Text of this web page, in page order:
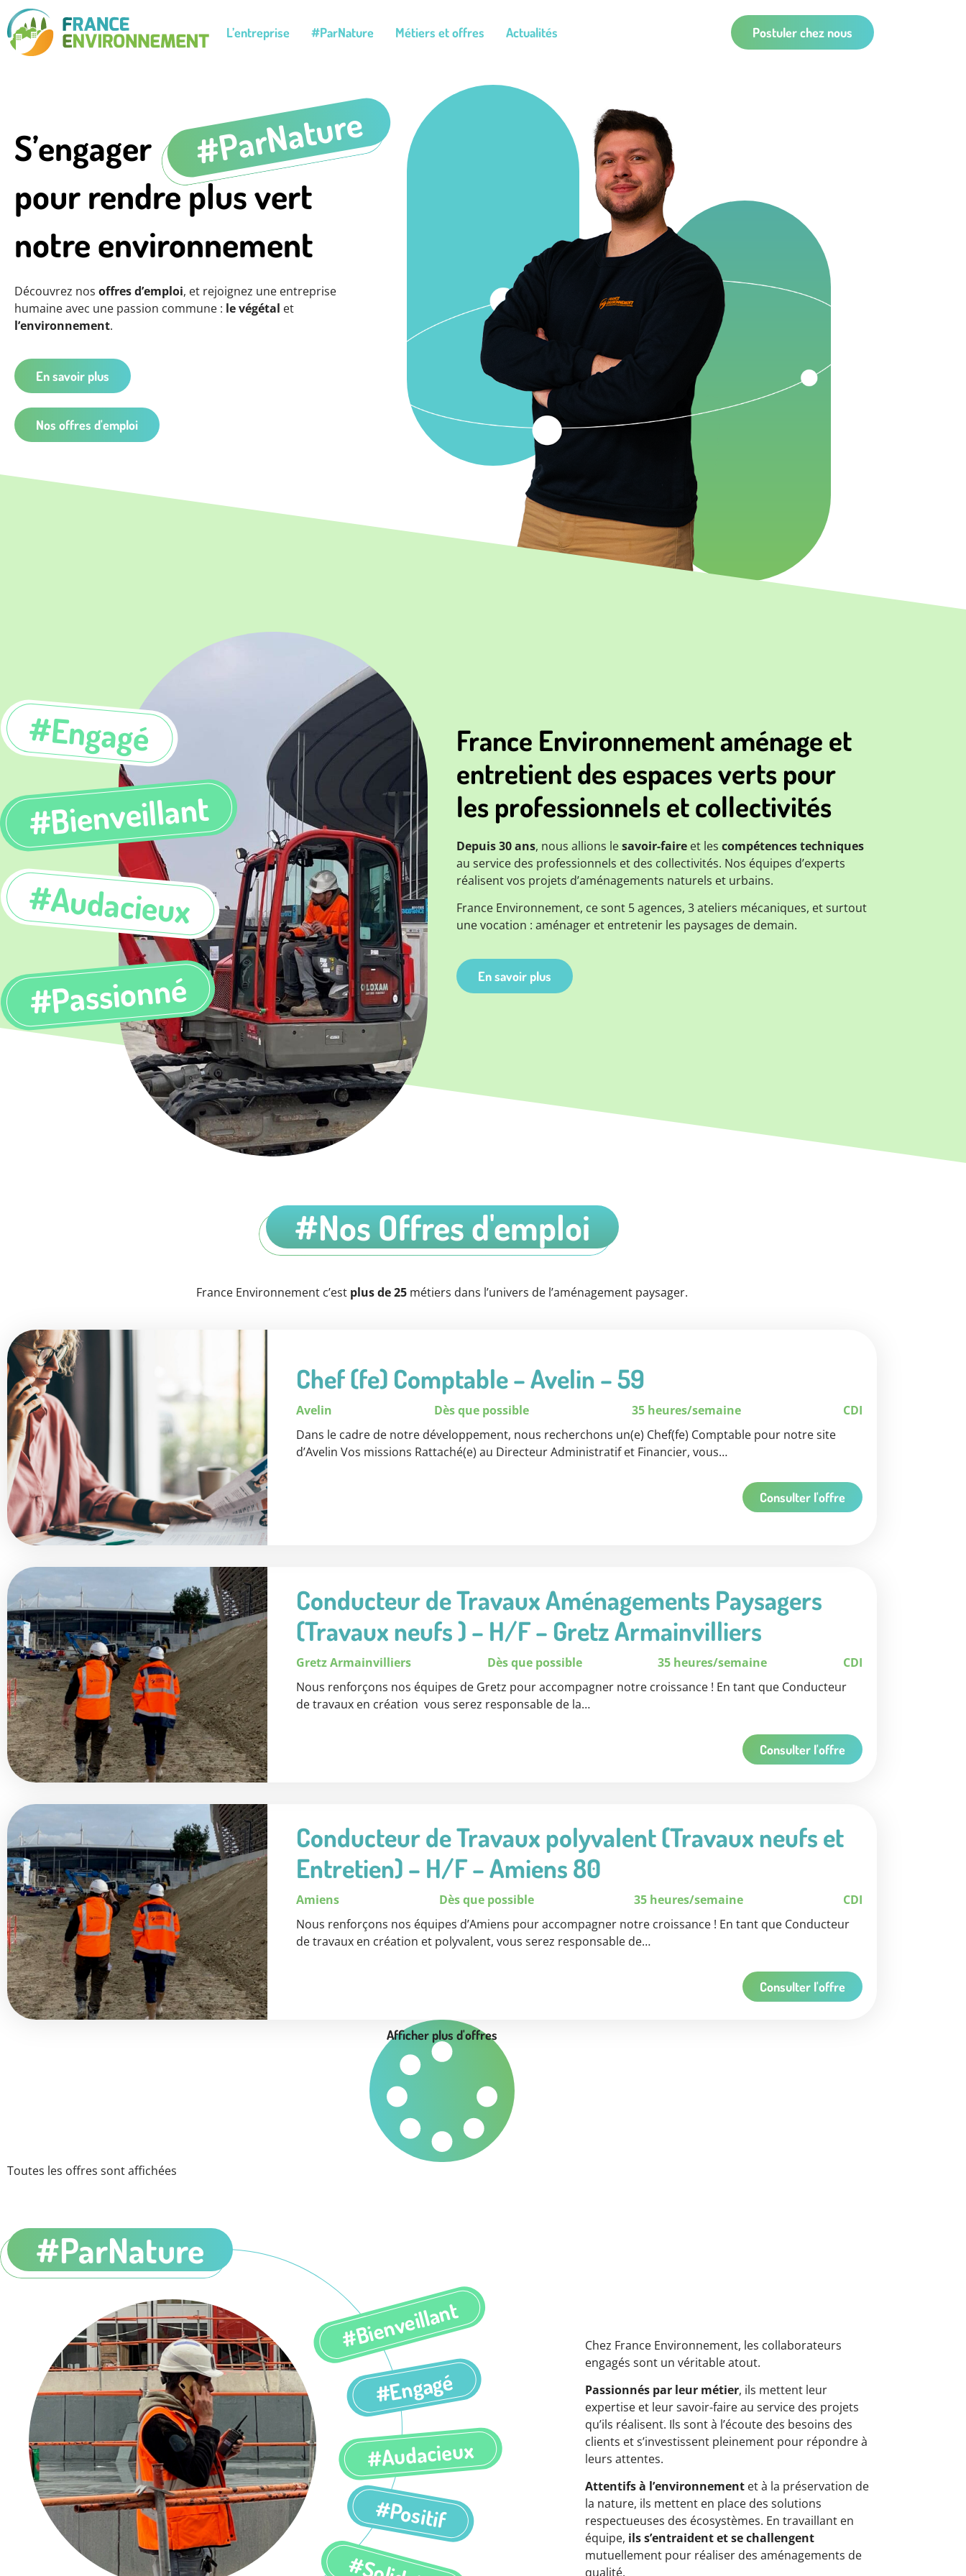
L’entreprise #ParNature Métiers et offres Actualités Postuler chez nous
S’engager #ParNature
pour rendre plus vert
notre environnement
Découvrez nos offres d’emploi, et rejoignez une entreprise
humaine avec une passion commune : le végétal et
l’environnement.
En savoir plus
Nos offres d'emploi
#Engagé
#Bienveillant
#Audacieux
#Passionné
France Environnement aménage et
entretient des espaces verts pour
les professionnels et collectivités
Depuis 30 ans, nous allions lesavoir-faire et les compétences techniques
au service des professionnels et des collectivités. Nos équipes d’experts
réalisent vos projets d’aménagements naturels et urbains.
France Environnement, ce sont 5 agences, 3 ateliers mécaniques, et surtout
une vocation : aménager et entretenir les paysages de demain.
En savoir plus
#Nos Offres d'emploi
France Environnement c’est plus de 25 métiers dans l’univers de l’aménagement paysager.
Chef (fe) Comptable – Avelin – 59
Avelin Dès que possible 35 heures/semaine
CDI
Dans le cadre de notre développement, nous recherchons un(e) Chef(fe) Comptable pour notre site
d’Avelin Vos missions Rattaché(e) au Directeur Administratif et Financier, vous…
Consulter l'offre
Conducteur de Travaux Aménagements Paysagers
(Travaux neufs ) – H/F – Gretz Armainvilliers
Gretz Armainvilliers Dès que possible 35 heures/semaine
CDI
Nous renforçons nos équipes de Gretz pour accompagner notre croissance ! En tant que Conducteur
de travaux en création vous serez responsable de la…
Consulter l'offre
Conducteur de Travaux polyvalent (Travaux neufs et
Entretien) – H/F – Amiens 80
Amiens Dès que possible 35 heures/semaine
CDI
Nous renforçons nos équipes d’Amiens pour accompagner notre croissance ! En tant que Conducteur
de travaux en création et polyvalent, vous serez responsable de…
Consulter l'offre
Afficher plus d'offres
Toutes les offres sont affichées
#ParNature
#Bienveillant
#Engagé
#Audacieux
#Positif
Chez France Environnement, les collaborateurs
engagés sont un véritable atout.
Passionnés par leur métier, ils mettent leur
expertise et leur savoir-faire au service des projets
qu’ils réalisent. Ils sont à l’écoute des besoins des
clients et s’investissent pleinement pour répondre à
leurs attentes.
Attentifs à l’environnement et à la préservation de
la nature, ils mettent en place des solutions
respectueuses des écosystèmes. En travaillant en
équipe, ils s’entraident et se challengent
mutuellement pour réaliser des aménagements de
qualité.